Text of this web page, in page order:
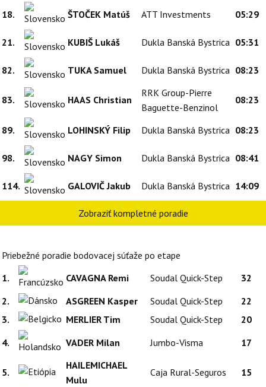
18. ŠTOČEK Matúš ATT Investments 05:29
21. KUBIŠ Lukáš Dukla Banská Bystrica 05:31
82. TUKA Samuel Dukla Banská Bystrica 08:23
83. HAAS Christian
RRK Group-Pierre
Baguette-Benzinol
08:23
89. LOHINSKÝ Filip Dukla Banská Bystrica 08:23
98. NAGY Simon Dukla Banská Bystrica 08:41
114. GALOVIČ Jakub Dukla Banská Bystrica 14:09
Zobraziť kompletné poradie
Priebežné poradie bodovacej súťaže po etape
1.
CAVAGNA Remi Soudal Quick-Step
32
2.
ASGREEN Kasper Soudal Quick-Step
22
3.
MERLIER Tim Soudal Quick-Step
20
4.
VADER Milan Jumbo-Visma 17
5.
HAILEMICHAEL
Mulu
Caja Rural-Seguros 15